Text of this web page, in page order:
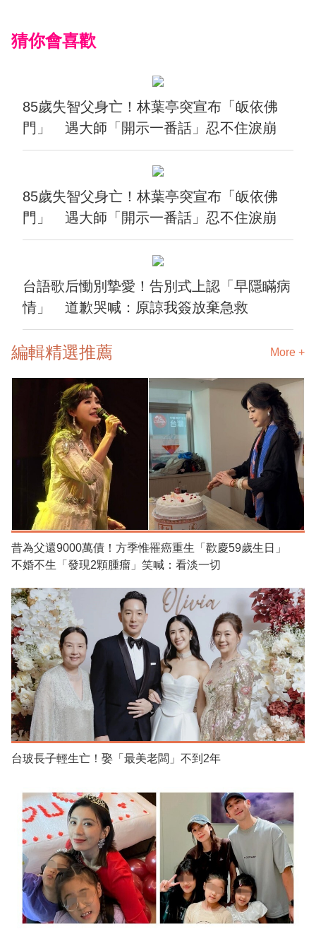
猜你會喜歡
85歲失智父身亡！林葉亭突宣布「皈依佛
門」 遇大師「開示一番話」忍不住淚崩
85歲失智父身亡！林葉亭突宣布「皈依佛
門」 遇大師「開示一番話」忍不住淚崩
台語歌后慟別摯愛！告別式上認「早隱瞞病
情」 道歉哭喊：原諒我簽放棄急救
編輯精選推薦 More +
昔為父還9000萬債！方季惟罹癌重生「歡慶59歲生日」
不婚不生「發現2顆腫瘤」笑喊：看淡一切
台玻長子輕生亡！娶「最美老闆」不到2年